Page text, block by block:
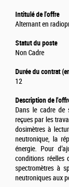
Intitulé de l'offre
Alternant en
Statut du poste
Non Cadre
Durée du contrat
12
Description de
Dans le cadre de
reçues par les
dosimètres à
neutronique, la
énergie. Pour
conditions réelles
spectromètres à
neutroniques aux